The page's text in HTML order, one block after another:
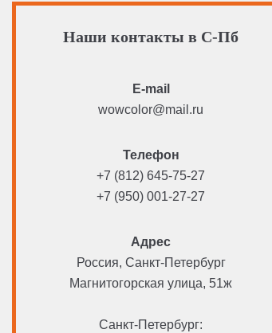
Наши контакты в С-Пб
E-mail
wowcolor@mail.ru
Телефон
+7 (812) 645-75-27
+7 (950) 001-27-27
Адрес
Россия, Санкт-Петербург
Магнитогорская улица, 51ж
Санкт-Петербург: